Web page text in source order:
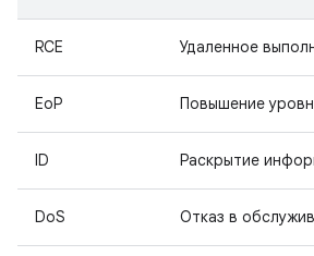
RCE Удаленное
EoP Повышение
ID Раскрытие
DoS Отказ в